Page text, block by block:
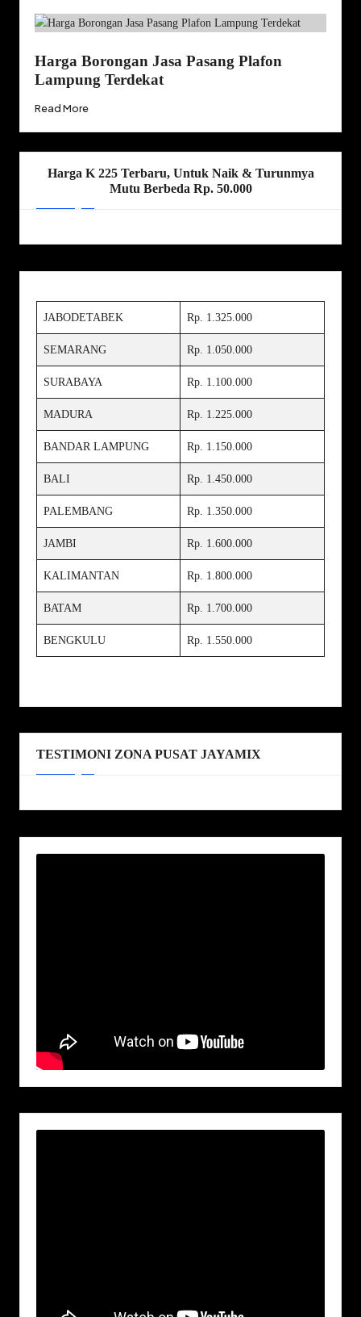
Harga Borongan Jasa Pasang Plafon
Lampung Terdekat
Read More
Harga K 225 Terbaru, Untuk Naik & Turunmya
Mutu Berbeda Rp. 50.000
JABODETABEK Rp. 1.325.000
SEMARANG Rp. 1.050.000
SURABAYA Rp. 1.100.000
MADURA Rp. 1.225.000
BANDAR LAMPUNG Rp. 1.150.000
BALI Rp. 1.450.000
PALEMBANG Rp. 1.350.000
JAMBI Rp. 1.600.000
KALIMANTAN Rp. 1.800.000
BATAM Rp. 1.700.000
BENGKULU Rp. 1.550.000
TESTIMONI ZONA PUSAT JAYAMIX